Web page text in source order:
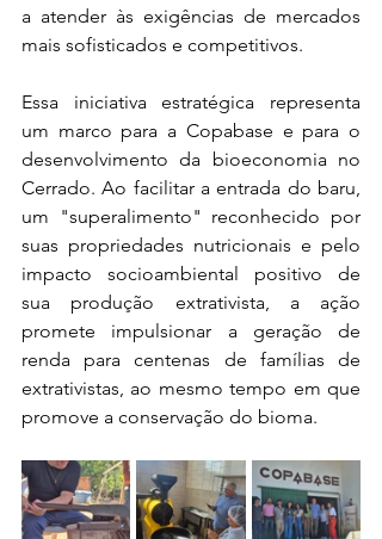
a atender às exigências de mercados
mais sofisticados e competitivos.
Essa iniciativa estratégica representa
um marco para a Copabase e para o
desenvolvimento da bioeconomia no
Cerrado. Ao facilitar a entrada do baru,
um "superalimento" reconhecido por
suas propriedades nutricionais e pelo
impacto socioambiental positivo de
sua produção extrativista, a ação
promete impulsionar a geração de
renda para centenas de famílias de
extrativistas, ao mesmo tempo em que
promove a conservação do bioma.